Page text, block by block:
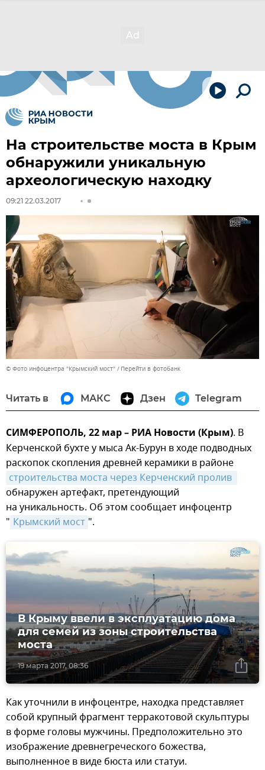
На строительстве моста в Крым
обнаружили уникальную
археологическую находку
09:21 22.03.2017
© Фото инфоцентра "Крымский мост" Перейти в фотобанк
Читать в МАКС Дзен Telegram
СИМФЕРОПОЛЬ, 22 мар – РИА Новости (Крым). В
Керченской бухте у мыса Ак-Бурун в ходе подводных
раскопок скопления древней керамики в районе
обнаружен артефакт, претендующий
на уникальность. Об этом сообщает инфоцентр
" Крымский мост ".
19 марта 2017, 08:36
В Крыму ввели в эксплуатацию дома
для семей из зоны строительства
моста
Как уточнили в инфоцентре, находка представляет
собой крупный фрагмент терракотовой скульптуры
в форме головы мужчины. Предположительно это
изображение древнегреческого божества,
выполненное в виде бюста или статуи.